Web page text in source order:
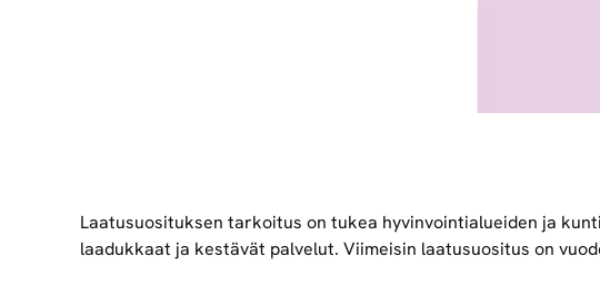
Laatusuosituksen tarkoitus on tukea hyvinvointialueiden ja
laadukkaat ja kestävät palvelut. Viimeisin laatusuositus on